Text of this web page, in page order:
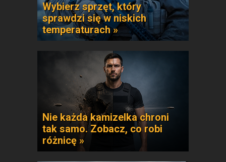
Wybierz sprzęt, który
sprawdzi się w niskich
temperaturach »
Nie każda kamizelka chroni
tak samo. Zobacz, co robi
różnicę »